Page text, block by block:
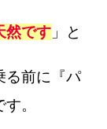
然です 」と
る前に『パ
。